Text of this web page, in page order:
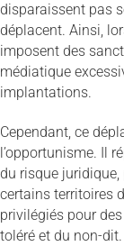
disparaissent pas
déplacent. Ainsi,
imposent des
médiatique
implantations.
Cependant, ce
l’opportunisme. Il
du risque
certains territoires
privilégiés pour
toléré et du non-dit.